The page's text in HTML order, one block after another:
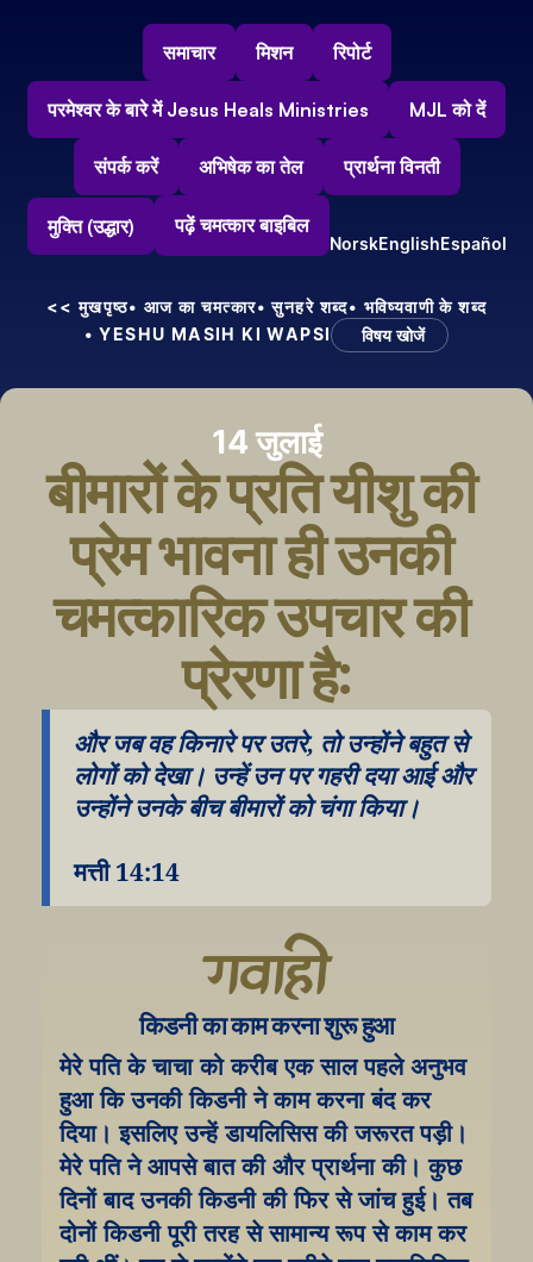
समाचार मिशन रिपोर्ट
परमेश्वर के बारे में Jesus Heals Ministries MJL को दें
संपर्क करें अभिषेक का तेल प्रार्थना विनती
मुक्ति (उद्धार) पढ़ें चमत्कार बाइबिल
NorskEnglishEspañol
<< मुखपृष्ठ• आज का चमत्कार• सुनहरे शब्द• भविष्यवाणी के शब्द
• YESHU MASIH KI WAPSI
विषय खोजें
14 जुलाई
बीमारों के प्रति यीशु की
प्रेम भावना ही उनकी
चमत्कारिक उपचार की
प्रेरणा है:
और जब वह किनारे पर उतरे, तो उन्होंने बहुत से
लोगों को देखा। उन्हें उन पर गहरी दया आई और
उन्होंने उनके बीच बीमारों को चंगा किया।
मत्ती 14:14
गवाही
किडनी का काम करना शुरू हुआ
मेरे पति के चाचा को करीब एक साल पहले अनुभव
हुआ कि उनकी किडनी ने काम करना बंद कर
दिया। इसलिए उन्हें डायलिसिस की जरूरत पड़ी।
मेरे पति ने आपसे बात की और प्रार्थना की। कुछ
दिनों बाद उनकी किडनी की फिर से जांच हुई। तब
दोनों किडनी पूरी तरह से सामान्य रूप से काम कर